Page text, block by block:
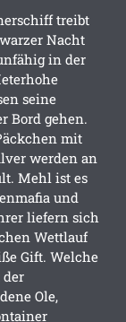
treibt
Nacht
in der
seine
Bord gehen.
mit
werden an
Mehl ist es
und
liefern sich
Wettlauf
Gift. Welche
der
Ole,